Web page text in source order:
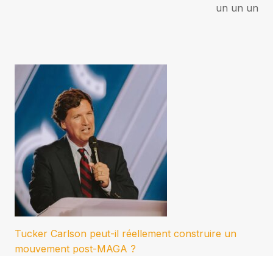
un un un
Tucker Carlson peut-il réellement construire un
mouvement post-MAGA ?